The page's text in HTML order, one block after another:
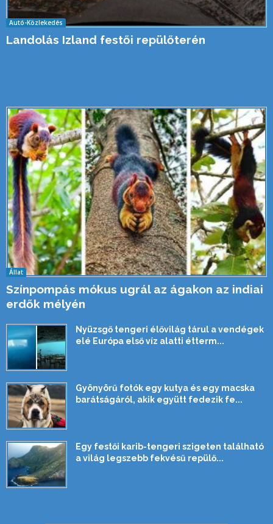
Autó-Közlekedés
Landolás Izland festői repülőterén
Állat
Színpompás mókus ugrál az ágakon az indiai
erdők mélyén
Nyüzsgő tengeri élővilág tárul a vendégek
elé Európa első víz alatti étterm...
Gyönyörű fotók egy kutya és egy macska
barátságáról, akik együtt fedezik fe...
Egy festői karib-tengeri szigeten található
a világ legszebb fekvésű repülő...